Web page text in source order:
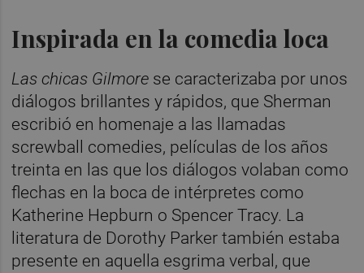
Inspirada en la comedia loca
Las chicas Gilmore se caracterizaba por unos
diálogos brillantes y rápidos, que Sherman
escribió en homenaje a las llamadas
screwball comedies, películas de los años
treinta en las que los diálogos volaban como
flechas en la boca de intérpretes como
Katherine Hepburn o Spencer Tracy. La
literatura de Dorothy Parker también estaba
presente en aquella esgrima verbal, que